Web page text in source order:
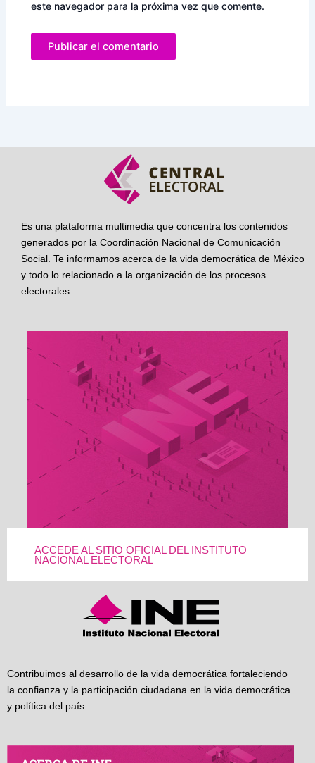
este navegador para la próxima vez que comente.
Es una plataforma multimedia que concentra los contenidos
generados por la Coordinación Nacional de Comunicación
Social. Te informamos acerca de la vida democrática de México
y todo lo relacionado a la organización de los procesos
electorales
ACCEDE AL SITIO OFICIAL DEL INSTITUTO
NACIONAL ELECTORAL
Contribuimos al desarrollo de la vida democrática fortaleciendo
la confianza y la participación ciudadana en la vida democrática
y política del país.